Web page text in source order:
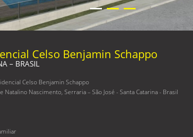
Celso Benjamin Schappo
– BRASIL
Celso Benjamin Schappo
Natalino Nascimento, Serraria – São José - Santa Catarina - Brasil